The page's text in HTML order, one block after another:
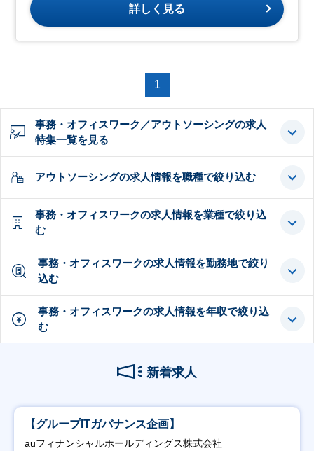
詳しく見る
1
事務・オフィスワーク／アウトソーシングの求人
特集一覧を見る
アウトソーシングの求人情報を職種で絞り込む
事務・オフィスワークの求人情報を業種で絞り込
む
事務・オフィスワークの求人情報を勤務地で絞り
込む
事務・オフィスワークの求人情報を年収で絞り込
む
新着求人
【グループITガバナンス企画】
auフィナンシャルホールディングス株式会社